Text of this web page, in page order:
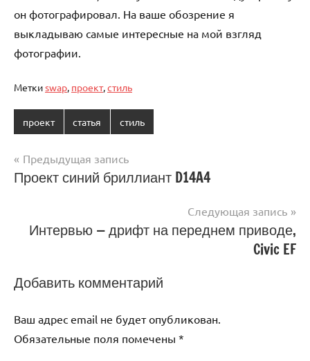
он фотографировал. На ваше обозрение я
выкладываю самые интересные на мой взгляд
фотографии.
Меткиswap проект, стиль
проект статья стиль
Навигация
по
Предыдущая запись
Проект синий бриллиант D14A4
Следующая запись
Интервью — дрифт на переднем приводе,
Civic EF
Добавить комментарий
Ваш адрес email не будет опубликован.
Обязательные поля помечены *